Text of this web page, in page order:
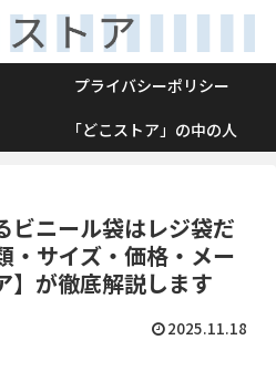
プライバシーポリシー
「どこストア」の中の人
ビニール袋はレジ袋だ
・サイズ・価格・メー
】が徹底解説します
2025.11.18